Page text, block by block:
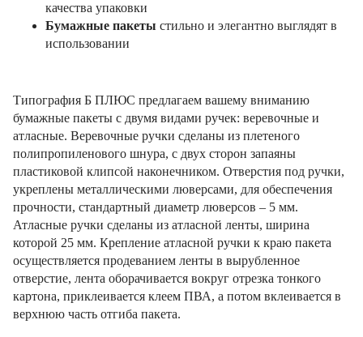
качества упаковки
Бумажные пакеты стильно и элегантно выглядят в
использовании
Типография Б ПЛЮС предлагаем вашему вниманию
бумажные пакеты с двумя видами ручек: веревочные и
атласные. Веревочные ручки сделаны из плетеного
полипропиленового шнура, с двух сторон запаяны
пластиковой клипсой наконечником. Отверстия под ручки,
укреплены металлическими люверсами, для обеспечения
прочности, стандартный диаметр люверсов – 5 мм.
Атласные ручки сделаны из атласной ленты, ширина
которой 25 мм. Крепление атласной ручки к краю пакета
осуществляется продеванием ленты в вырубленное
отверстие, лента оборачивается вокруг отрезка тонкого
картона, приклеивается клеем ПВА, а потом вклеивается в
верхнюю часть отгиба пакета.